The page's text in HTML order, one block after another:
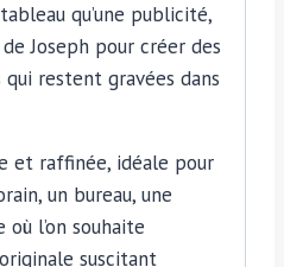
qu’une publicité,
Joseph pour créer des
restent gravées dans
et raffinée, idéale pour
un bureau, une
l’on souhaite
suscitant